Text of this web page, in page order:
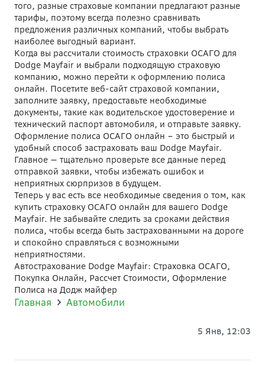
того, разные страховые компании предлагают разные
тарифы, поэтому всегда полезно сравнивать
предложения различных компаний, чтобы выбрать
наиболее выгодный вариант.
Когда вы рассчитали стоимость страховки ОСАГО для
Dodge Mayfair и выбрали подходящую страховую
компанию, можно перейти к оформлению полиса
онлайн. Посетите веб-сайт страховой компании,
заполните заявку, предоставьте необходимые
документы, такие как водительское удостоверение и
технический паспорт автомобиля, и отправьте заявку.
Оформление полиса ОСАГО онлайн – это быстрый и
удобный способ застраховать ваш Dodge Mayfair.
Главное — тщательно проверьте все данные перед
отправкой заявки, чтобы избежать ошибок и
неприятных сюрпризов в будущем.
Теперь у вас есть все необходимые сведения о том, как
купить страховку ОСАГО онлайн для вашего Dodge
Mayfair. Не забывайте следить за сроками действия
полиса, чтобы всегда быть застрахованными на дороге
и спокойно справляться с возможными
неприятностями.
Автострахование Dodge Mayfair: Страховка ОСАГО,
Покупка Онлайн, Рассчет Стоимости, Оформление
Полиса на Додж майфер
Главная Автомобили
5 Янв, 12:03